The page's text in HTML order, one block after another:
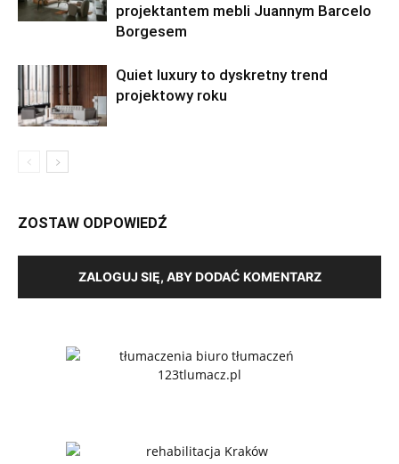
projektantem mebli Juannym Barcelo
Borgesem
Quiet luxury to dyskretny trend
projektowy roku
ZOSTAW ODPOWIEDŹ
ZALOGUJ SIĘ, ABY DODAĆ KOMENTARZ